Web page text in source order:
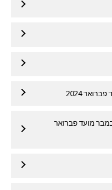
2024
מועד פברואר